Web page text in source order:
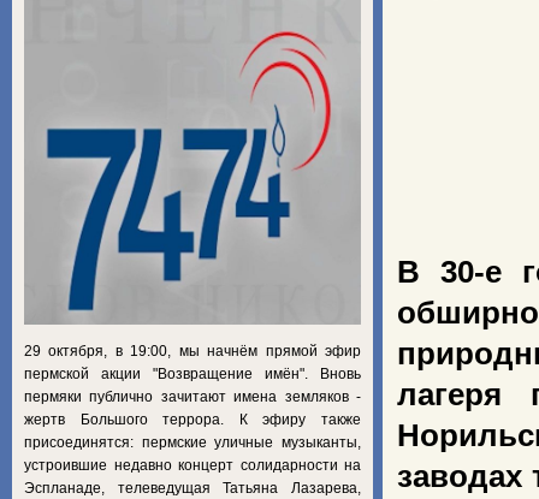
В 30-е
лагеря
заводах
29 октября, в 19:00, мы начнём прямой эфир
пермской акции "Возвращение имён". Вновь
пермяки публично зачитают имена земляков -
жертв Большого террора. К эфиру также
присоединятся: пермские уличные музыканты,
устроившие недавно концерт солидарности на
Эспланаде, телеведущая Татьяна Лазарева,